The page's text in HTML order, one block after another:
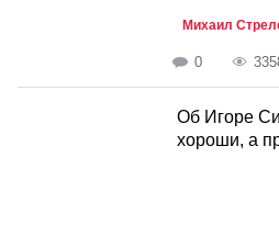
Михаил
0
Об Игоре
хороши, а